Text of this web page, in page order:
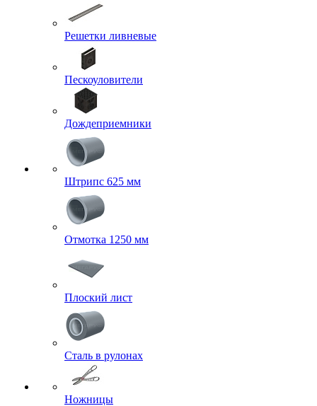
Решетки ливневые
Пескоуловители
Дождеприемники
Штрипс 625 мм
Отмотка 1250 мм
Плоский лист
Сталь в рулонах
Ножницы